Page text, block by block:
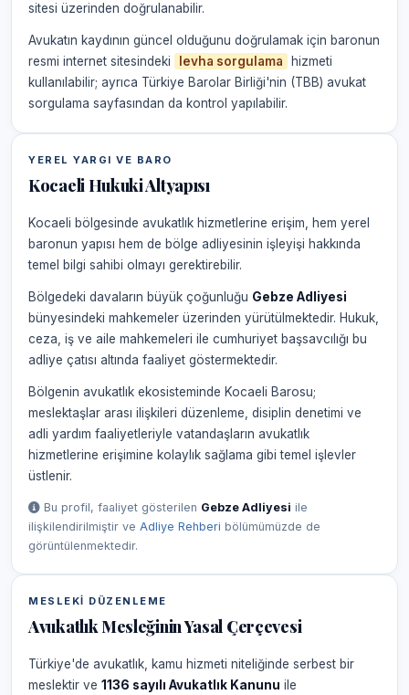
sitesi üzerinden doğrulanabilir.
Avukatın kaydının güncel olduğunu doğrulamak için baronun
resmi internet sitesindeki
levha sorgulama
hizmeti
kullanılabilir; ayrıca Türkiye Barolar Birliği'nin (TBB) avukat
sorgulama sayfasından da kontrol yapılabilir.
YEREL YARGI VE BARO
Kocaeli Hukuki Altyapısı
Kocaeli bölgesinde avukatlık hizmetlerine erişim, hem yerel
baronun yapısı hem de bölge adliyesinin işleyişi hakkında
temel bilgi sahibi olmayı gerektirebilir.
Bölgedeki davaların büyük çoğunluğu Gebze Adliyesi
bünyesindeki mahkemeler üzerinden yürütülmektedir. Hukuk,
ceza, iş ve aile mahkemeleri ile cumhuriyet başsavcılığı bu
adliye çatısı altında faaliyet göstermektedir.
Bölgenin avukatlık ekosisteminde Kocaeli Barosu;
meslektaşlar arası ilişkileri düzenleme, disiplin denetimi ve
adli yardım faaliyetleriyle vatandaşların avukatlık
hizmetlerine erişimine kolaylık sağlama gibi temel işlevler
üstlenir.
Bu profil, faaliyet gösterilen Gebze Adliyesi ile
ilişkilendirilmiştir ve Adliye Rehberi bölümümüzde de
görüntülenmektedir.
MESLEKI DÜZENLEME
Avukatlık Mesleğinin Yasal Çerçevesi
Türkiye'de avukatlık, kamu hizmeti niteliğinde serbest bir
meslektir ve 1136 sayılı Avukatlık Kanunu ile